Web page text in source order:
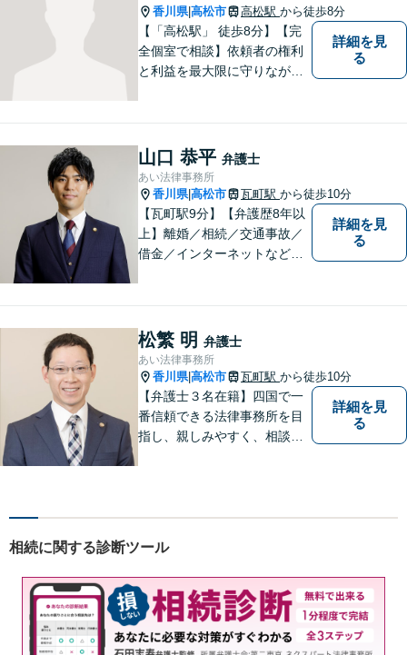
香川県|高松市 高松駅 から徒歩8分
【「高松駅」 徒歩8分】【完
全個室で相談】依頼者の権利
と利益を最大限に守りなが
見出すお手伝いができれば、
幸いです。お気軽にご相談く
ださい。
詳細を見
る
山口 恭平 弁護士
あい法律事務所
香川県|高松市 瓦町駅 から徒歩10分
【瓦町駅9分】【弁護歴8年以
上】離婚／相続／交通事故／
借金／インターネットなど幅
皆様にとって最善の解決を模
索します。まずはお気軽にご
相談ください。
詳細を見
る
松繁 明 弁護士
あい法律事務所
香川県|高松市 瓦町駅 から徒歩10分
【弁護士３名在籍】四国で一
番信頼できる法律事務所を目
指し、親しみやすく、相談し
詳細を見
る
相続に関する診断ツール